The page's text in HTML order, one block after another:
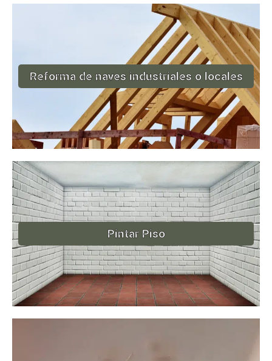
Reforma de naves industriales o locales
Pintar Piso